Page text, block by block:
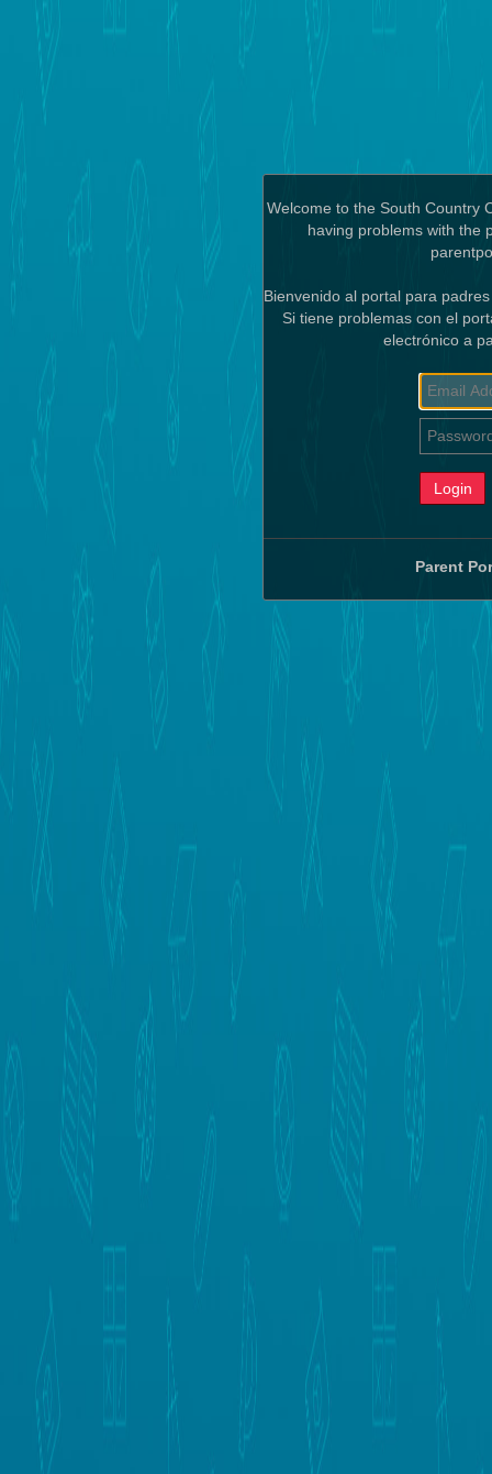
Welcome to the South Country
having problems with the
Bienvenido al portal para
Si tiene problemas con el
electrónico a
Parent